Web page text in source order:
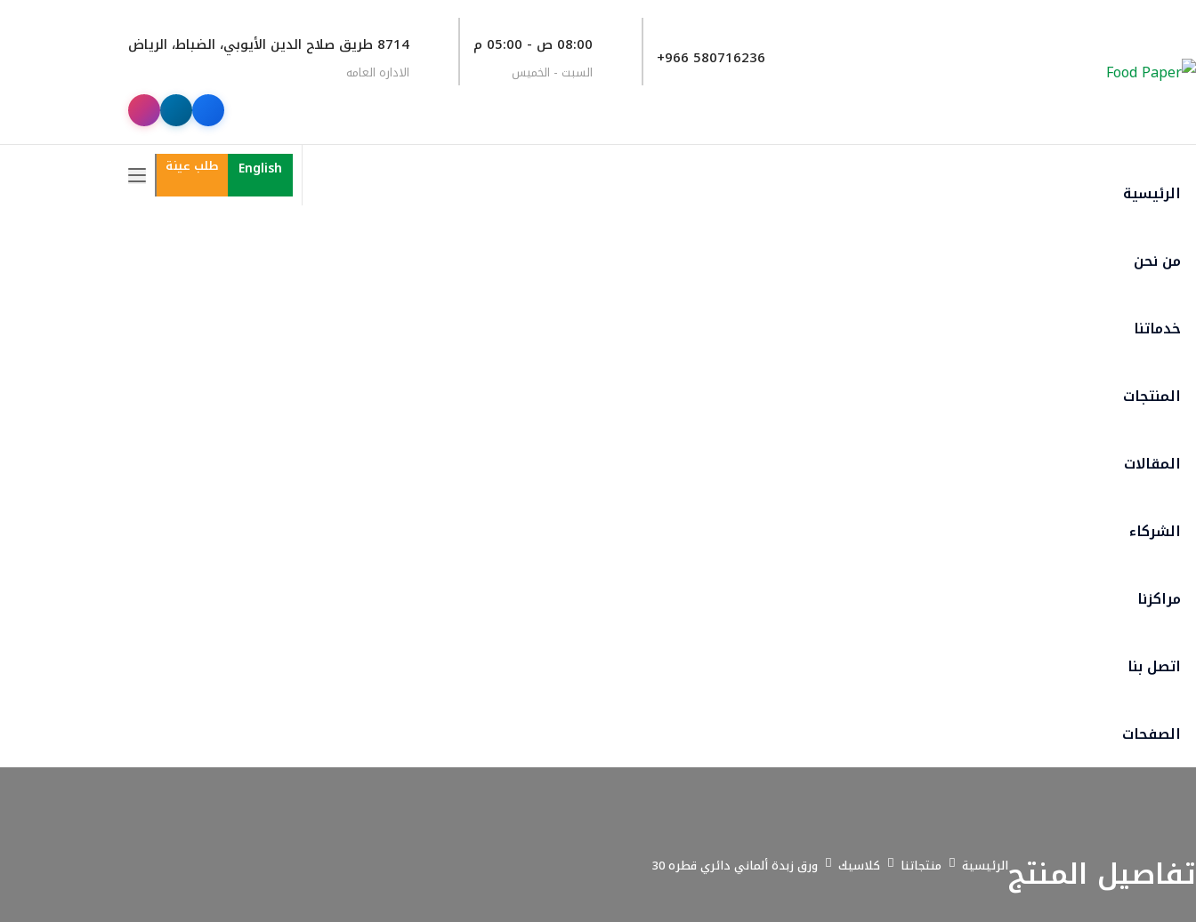
+966 580716236
08:00 ص - 05:00 م
السبت - الخميس
8714 طريق صلاح الدين الأيوبي، الضباط، الرياض
الاداره العامه
English طلب عينة
الرئيسية
من نحن
خدماتنا
المنتجات
المقالات
الشركاء
مراكزنا
اتصل بنا
الصفحات
تفاصيل المنتجالرئيسية منتجاتنا كلاسيك ورق زبدة ألماني دائري قطره 30